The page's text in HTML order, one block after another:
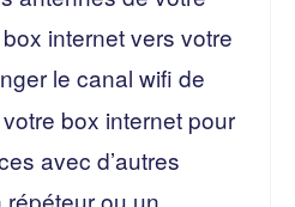
internet vers votre
le canal wifi de
box internet pour
avec d’autres
ou un